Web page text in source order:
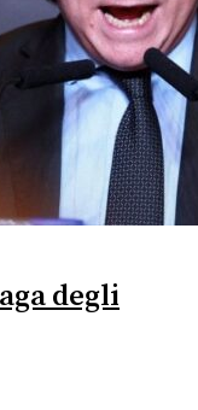
degli